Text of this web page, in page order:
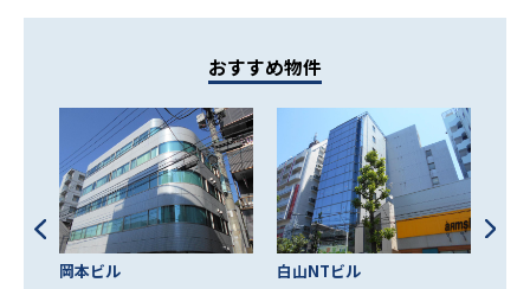
おすすめ物件
岡本ビル
白山NTビル